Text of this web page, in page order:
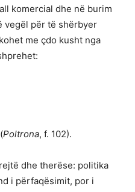
komercial dhe në burim
vegël për të shërbyer
me çdo kusht nga
Poltrona, f. 102).
dhe therëse: politika
i përfaqësimit, por i